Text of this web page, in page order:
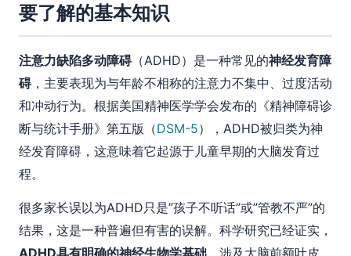
要了解的基本知识
注意力缺陷多动障碍（ADHD）是一种常见的神经发育障
碍，主要表现为与年龄不相称的注意力不集中、过度活动
和冲动行为。根据美国精神医学学会发布的《精神障碍诊
断与统计手册》第五版（DSM-5），ADHD被归类为神
经发育障碍，这意味着它起源于儿童早期的大脑发育过
程。
很多家长误以为ADHD只是”孩子不听话”或”管教不严”的
结果，这是一种普遍但有害的误解。科学研究已经证实，
ADHD具有明确的神经生物学基础 ，涉及大脑前额叶皮